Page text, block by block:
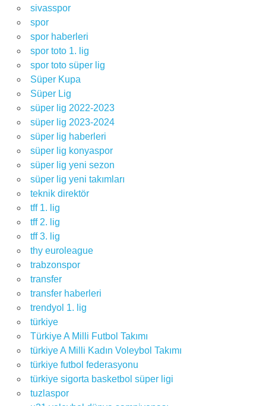
sivasspor
spor
spor haberleri
spor toto 1. lig
spor toto süper lig
Süper Kupa
Süper Lig
süper lig 2022-2023
süper lig 2023-2024
süper lig haberleri
süper lig konyaspor
süper lig yeni sezon
süper lig yeni takımları
teknik direktör
tff 1. lig
tff 2. lig
tff 3. lig
thy euroleague
trabzonspor
transfer
transfer haberleri
trendyol 1. lig
türkiye
Türkiye A Milli Futbol Takımı
türkiye A Milli Kadın Voleybol Takımı
türkiye futbol federasyonu
türkiye sigorta basketbol süper ligi
tuzlaspor